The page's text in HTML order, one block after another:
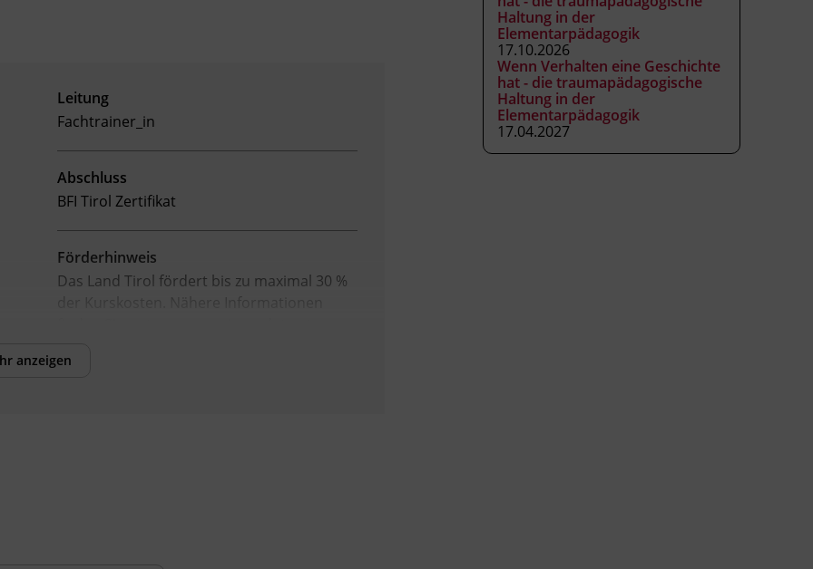
Leitung
Fachtrainer_in
Abschluss
BFI Tirol Zertifikat
Förderhinweis
Das Land Tirol fördert bis zu maximal 30 %
der Kurskosten. Nähere Informationen
anzeigen
Haltung in der
Elementarpädagogik
17.10.2026
Wenn Verhalten eine Geschichte
hat - die traumapädagogische
Haltung in der
Elementarpädagogik
17.04.2027